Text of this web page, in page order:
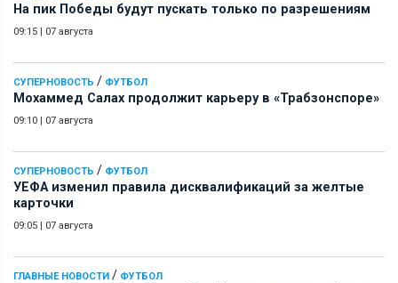
На пик Победы будут пускать только по разрешениям
09:15 | 07 августа
СУПЕРНОВОСТЬ / ФУТБОЛ
Мохаммед Салах продолжит карьеру в «Трабзонспоре»
09:10 | 07 августа
СУПЕРНОВОСТЬ / ФУТБОЛ
УЕФА изменил правила дисквалификаций за желтые
карточки
09:05 | 07 августа
ГЛАВНЫЕ НОВОСТИ / ФУТБОЛ